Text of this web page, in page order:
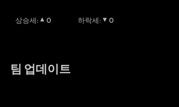
상승세: 0 하락세: 0
팀 업데이트